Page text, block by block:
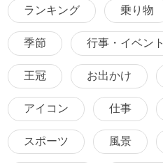
ランキング 乗り物
季節 行事・イベント
王冠 お出かけ
アイコン 仕事
スポーツ 風景